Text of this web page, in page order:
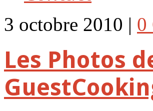
3 octobre 2010 | 0
Les Photos